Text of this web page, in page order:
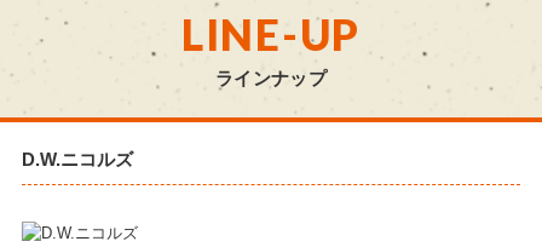
LINE-UP
ラインナップ
D.W.ニコルズ